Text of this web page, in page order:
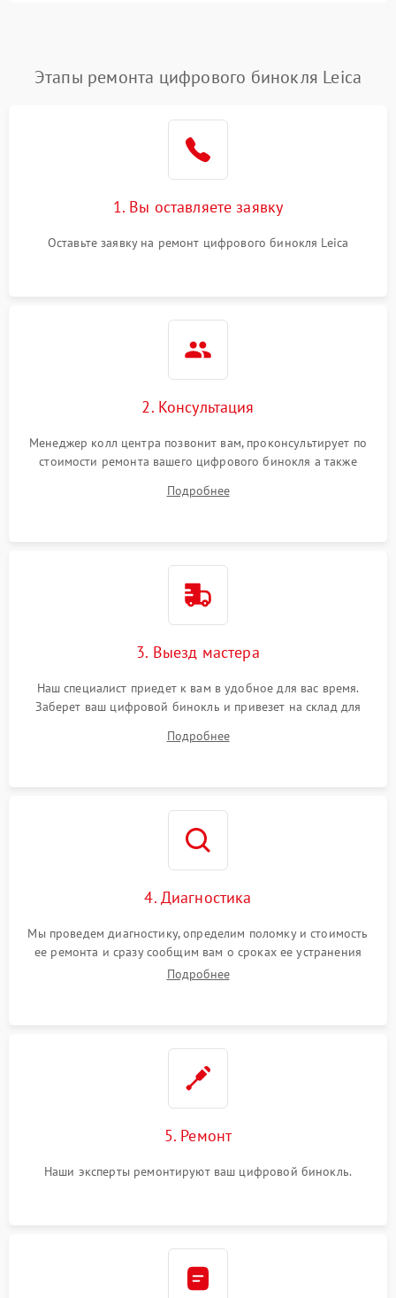
Этапы ремонта цифрового бинокля Leica
1. Вы оставляете заявку
Оставьте заявку на ремонт цифрового бинокля Leica
2. Консультация
Менеджер колл центра позвонит вам, проконсультирует по
стоимости ремонта вашего цифрового бинокля а также
Подробнее
3. Выезд мастера
Наш специалист приедет к вам в удобное для вас время.
Заберет ваш цифровой бинокль и привезет на склад для
Подробнее
4. Диагностика
Мы проведем диагностику, определим поломку и стоимость
ее ремонта и сразу сообщим вам о сроках ее устранения
Подробнее
5. Ремонт
Наши эксперты ремонтируют ваш цифровой бинокль.